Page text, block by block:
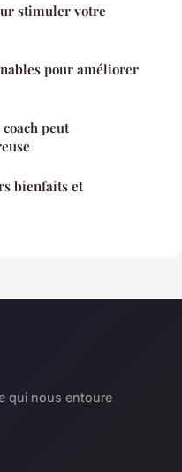
stimuler votre
pour améliorer
peut
bienfaits et
qui nous entoure